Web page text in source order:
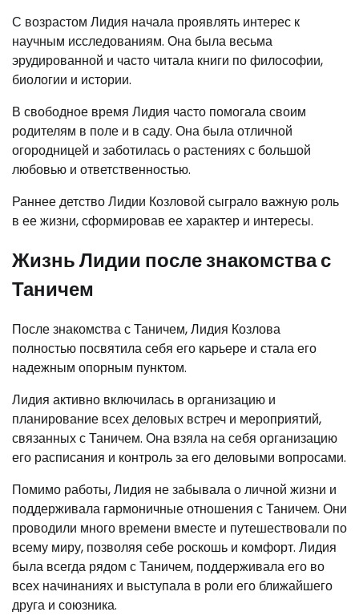
С возрастом Лидия начала проявлять интерес к
научным исследованиям. Она была весьма
эрудированной и часто читала книги по философии,
биологии и истории.
В свободное время Лидия часто помогала своим
родителям в поле и в саду. Она была отличной
огородницей и заботилась о растениях с большой
любовью и ответственностью.
Раннее детство Лидии Козловой сыграло важную роль
в ее жизни, сформировав ее характер и интересы.
Жизнь Лидии после знакомства с
Таничем
После знакомства с Таничем, Лидия Козлова
полностью посвятила себя его карьере и стала его
надежным опорным пунктом.
Лидия активно включилась в организацию и
планирование всех деловых встреч и мероприятий,
связанных с Таничем. Она взяла на себя организацию
его расписания и контроль за его деловыми вопросами.
Помимо работы, Лидия не забывала о личной жизни и
поддерживала гармоничные отношения с Таничем. Они
проводили много времени вместе и путешествовали по
всему миру, позволяя себе роскошь и комфорт. Лидия
была всегда рядом с Таничем, поддерживала его во
всех начинаниях и выступала в роли его ближайшего
друга и союзника.